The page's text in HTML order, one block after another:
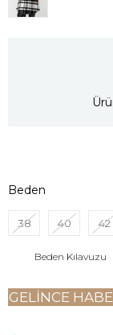
Beden
38 40 42
Beden Kılavuzu
GELINCE